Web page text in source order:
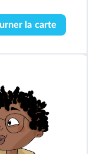
la carte
la carte